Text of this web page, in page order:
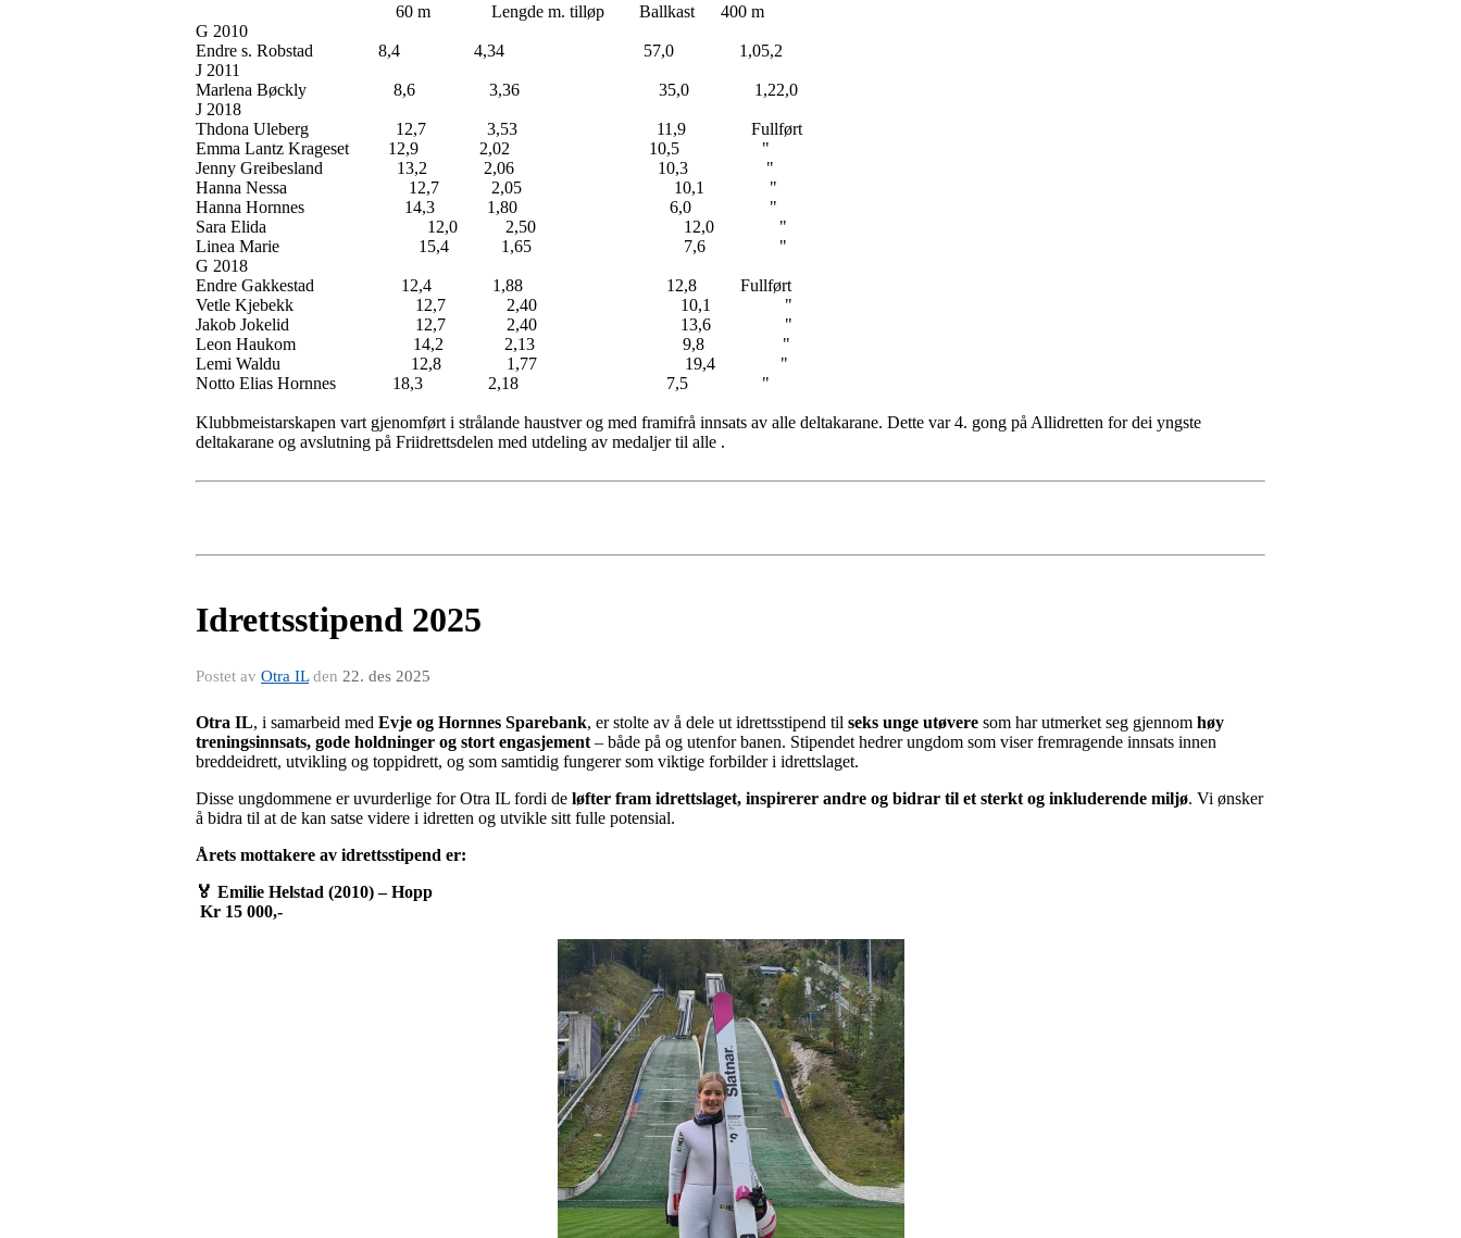
60 m Lengde m. tilløp Ballkast 400 m
G 2010
Endre s. Robstad 8,4 4,34 57,0 1,05,2
J 2011
Marlena Bøckly 8,6 3,36 35,0 1,22,0
J 2018
Thdona Uleberg 12,7 3,53 11,9 Fullført
Emma Lantz Krageset 12,9 2,02 10,5 "
Jenny Greibesland 13,2 2,06 10,3 "
Hanna Nessa 12,7 2,05 10,1 "
Hanna Hornnes 14,3 1,80 6,0 "
Sara Elida 12,0 2,50 12,0 "
Linea Marie 15,4 1,65 7,6 "
G 2018
Endre Gakkestad 12,4 1,88 12,8 Fullført
Vetle Kjebekk 12,7 2,40 10,1 "
Jakob Jokelid 12,7 2,40 13,6 "
Leon Haukom 14,2 2,13 9,8 "
Lemi Waldu 12,8 1,77 19,4 "
Notto Elias Hornnes 18,3 2,18 7,5 "
Klubbmeistarskapen vart gjenomført i strålande haustver og med framifrå innsats av alle deltakarane. Dette var 4. gong på Allidretten for dei yngste
deltakarane og avslutning på Friidrettsdelen med utdeling av medaljer til alle .
Idrettsstipend 2025
Postet av Otra ILden 22. des 2025
Otra IL, i samarbeid med Evje og Hornnes Sparebank, er stolte av å dele ut idrettsstipend til seks unge utøvere som har utmerket seg gjennom høy
treningsinnsats, gode holdninger og stort engasjement – både på og utenfor banen. Stipendet hedrer ungdom som viser fremragende innsats innen
breddeidrett, utvikling og toppidrett, og som samtidig fungerer som viktige forbilder i idrettslaget.
Disse ungdommene er uvurderlige for Otra IL fordi de løfter fram idrettslaget, inspirerer andre og bidrar til et sterkt og inkluderende miljø. Vi ønsker
å bidra til at de kan satse videre i idretten og utvikle sitt fulle potensial.
Årets mottakere av idrettsstipend er:
🏅 Emilie Helstad (2010) – Hopp
Kr 15 000,-